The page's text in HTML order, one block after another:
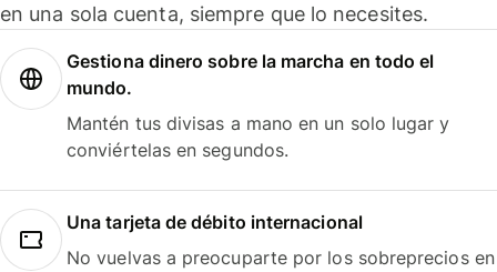
en una sola cuenta, siempre que lo necesites.
Gestiona dinero sobre la marcha en todo el
mundo.
Mantén tus divisas a mano en un solo lugar y
conviértelas en segundos.
Una tarjeta de débito internacional
No vuelvas a preocuparte por los sobreprecios en